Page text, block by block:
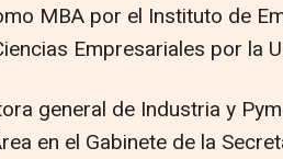
MBA por el Instituto de
Empresariales por la
general de Industria y
en el Gabinete de la